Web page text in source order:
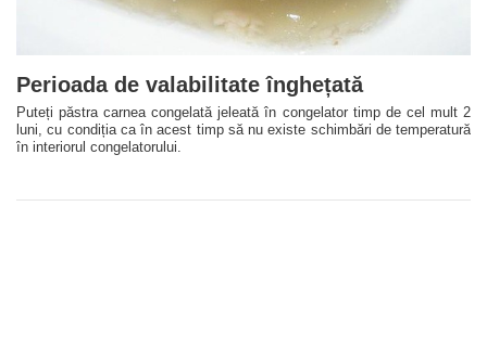
Perioada de valabilitate înghețată
Puteți păstra carnea congelată jeleată în congelator timp de cel mult 2
luni, cu condiția ca în acest timp să nu existe schimbări de temperatură
în interiorul congelatorului.